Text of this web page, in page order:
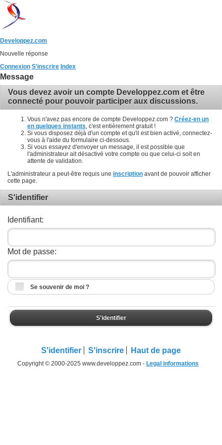
Developpez.com
Nouvelle réponse
Connexion S'inscrire Index
Message
Vous devez avoir un compte Developpez.com et être
connecté pour pouvoir participer aux discussions.
Vous n'avez pas encore de compte Developpez.com ? Créez-en un
en quelques instants , c'est entièrement gratuit !
Si vous disposez déjà d'un compte et qu'il est bien activé, connectez-
vous à l'aide du formulaire ci-dessous.
Si vous essayez d'envoyer un message, il est possible que
l'administrateur ait désactivé votre compte ou que celui-ci soit en
attente de validation.
L'administrateur a peut-être requis une inscription avant de pouvoir afficher
cette page.
S'identifier
Identifiant:
Mot de passe:
Se souvenir de moi ?
S'identifier
S'identifier S'inscrire Haut de page
Copyright © 2000-2025 www.developpez.com - Legal informations